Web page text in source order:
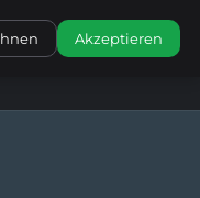
KONTAKT
Akzeptieren